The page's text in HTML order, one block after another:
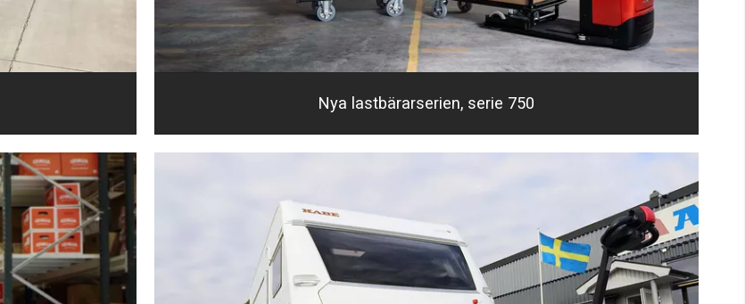
Nya lastbärarserien, serie 750